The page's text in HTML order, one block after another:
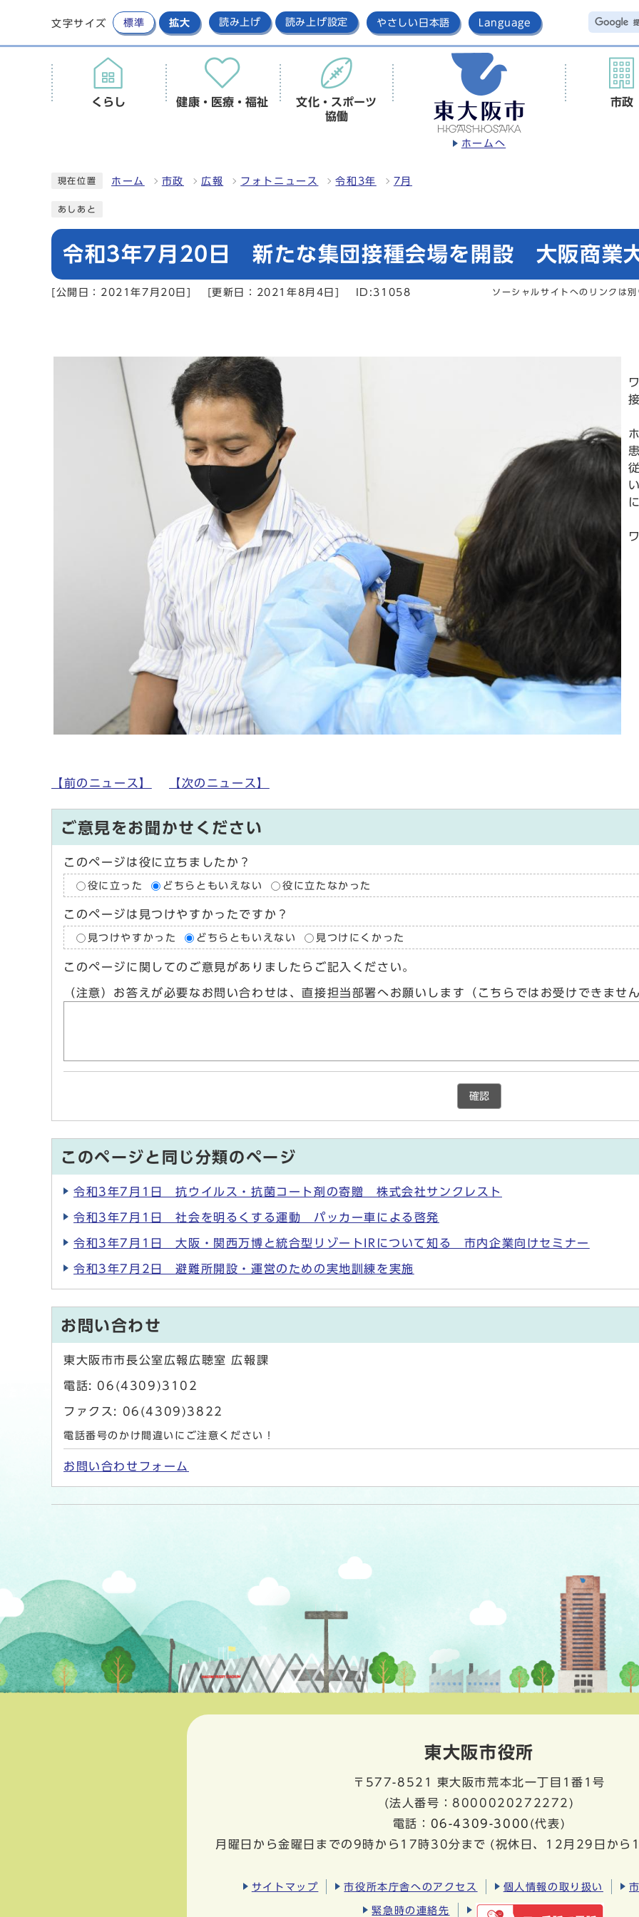
文字サイズ 標準 拡大 読み上げ 読み上げ設定 やさしい日本語 Language
ホームへ
くらし 健康・医療・福祉
文化・スポーツ
協働
市政
現在位置 ホーム 市政 広報 フォトニュース 令和3年 7月
あしあと
令和3年7月20日 新たな集団接種会場を開設 大阪商業
[公開日：2021年7月20日] [更新日：2021年8月4日] ID:31058 ソーシャルサイトへのリンクは
【前のニュース】 【次のニュース】
ご意見をお聞かせください
このページは役に立ちましたか？
役に立った どちらともいえない 役に立たなかった
このページは見つけやすかったですか？
見つけやすかった どちらともいえない 見つけにくかった
このページに関してのご意見がありましたらご記入ください。
（注意）お答えが必要なお問い合わせは、直接担当部署へお願いします（こちらではお受けできませ
確認
このページと同じ分類のページ
令和3年7月1日 抗ウイルス・抗菌コート剤の寄贈 株式会社サンクレスト
令和3年7月1日 社会を明るくする運動 パッカー車による啓発
令和3年7月1日 大阪・関西万博と統合型リゾートIRについて知る 市内企業向けセミナー
令和3年7月2日 避難所開設・運営のための実地訓練を実施
お問い合わせ
東大阪市市長公室広報広聴室 広報課
電話: 06(4309)3102
ファクス: 06(4309)3822
電話番号のかけ間違いにご注意ください！
お問い合わせフォーム
東大阪市役所
〒577-8521
東大阪市荒本北一丁目1番1号
(法人番号：8000020272272)
電話： 06-4309-3000 (代表)
月曜日から金曜日までの9時から17時30分まで (祝休日、12月29日から
サイトマップ 市役所本庁舎へのアクセス 個人情報の取り扱い
緊急時の連絡先